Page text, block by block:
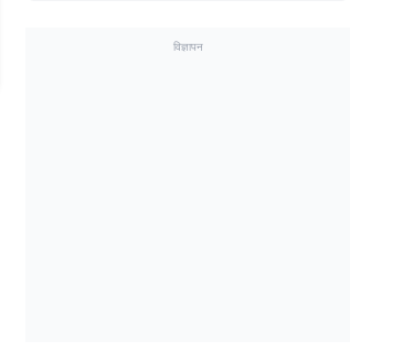
विज्ञापन